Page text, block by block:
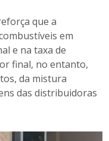
que a
em
e na taxa de
final, no entanto,
da mistura
das distribuidoras